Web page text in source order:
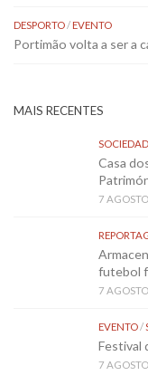
DESPORTO/EVENTO
Portimão volta a ser a
MAIS RECENTES
Casa
7
futebol
7
EVENTO/
Festival
7